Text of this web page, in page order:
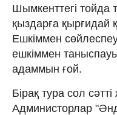
Шымкенттегі тойда
қыздарға
Ешкіммен
ешкіммен
адаммын ғой.
Бірақ тура сол
Администорлар